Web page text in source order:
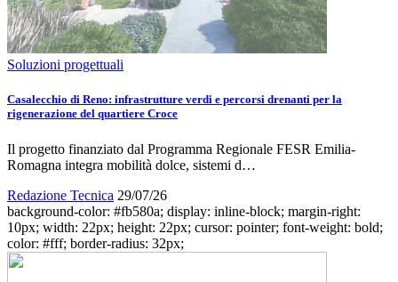
Soluzioni progettuali
Casalecchio di Reno: infrastrutture verdi e percorsi drenanti per la
rigenerazione del quartiere Croce
Il progetto finanziato dal Programma Regionale FESR Emilia-
Romagna integra mobilità dolce, sistemi d…
Redazione Tecnica 29/07/26
background-color: #fb580a; display: inline-block; margin-right:
10px; width: 22px; height: 22px; cursor: pointer; font-weight: bold;
color: #fff; border-radius: 32px;